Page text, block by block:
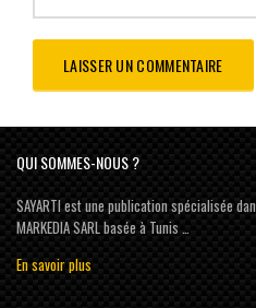
QUI SOMMES-NOUS ?
SAYARTI est une publication spécialisée
MARKEDIA SARL basée à Tunis …
En savoir plus